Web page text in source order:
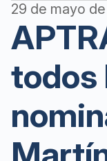
29 de mayo
todos